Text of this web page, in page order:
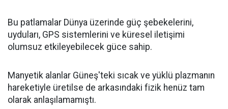
Bu patlamalar Dünya üzerinde güç şebekelerini,
uyduları, GPS sistemlerini ve küresel iletişimi
olumsuz etkileyebilecek güce sahip.
Manyetik alanlar Güneş'teki sıcak ve yüklü plazmanın
hareketiyle üretilse de arkasındaki fizik henüz tam
olarak anlaşılamamıştı.